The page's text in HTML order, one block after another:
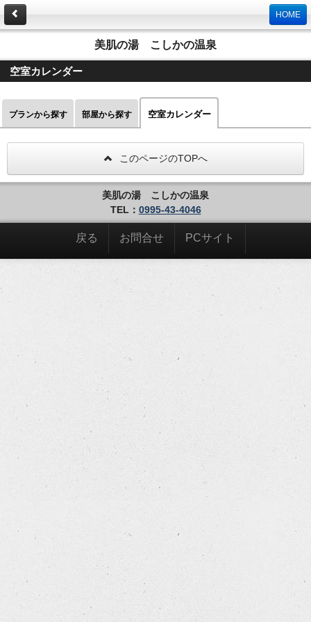
HOME
美肌の湯 こしかの温泉
空室カレンダー
プランから探す 部屋から探す 空室カレンダー
このページのTOPへ
美肌の湯 こしかの温泉
TEL： 0995-43-4046
戻る お問合せ PCサイト